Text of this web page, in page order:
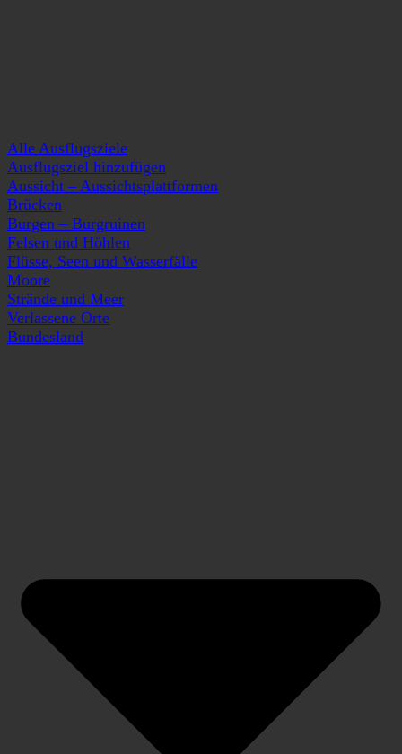
Alle Ausflugsziele
Ausflugsziel hinzufügen
Aussicht – Aussichtsplattformen
Brücken
Burgen – Burgruinen
Felsen und Höhlen
Flüsse, Seen und Wasserfälle
Moore
Strände und Meer
Verlassene Orte
Bundesland